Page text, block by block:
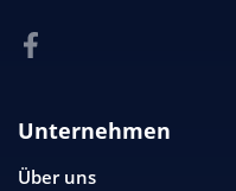
Unternehmen
Über uns